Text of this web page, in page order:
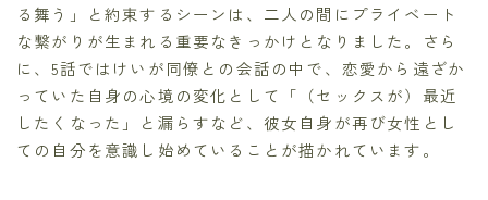
る舞う」と約束するシーンは、二人の間にプライベート
な繋がりが生まれる重要なきっかけとなりました。さら
に、5話ではけいが同僚との会話の中で、恋愛から遠ざか
っていた自身の心境の変化として「（セックスが）最近
したくなった」と漏らすなど、彼女自身が再び女性とし
ての自分を意識し始めていることが描かれています。